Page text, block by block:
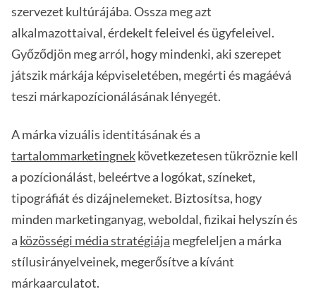
szervezet kultúrájába. Ossza meg azt
alkalmazottaival, érdekelt feleivel és ügyfeleivel.
Győződjön meg arról, hogy mindenki, aki szerepet
játszik márkája képviseletében, megérti és magáévá
teszi márkapozícionálásának lényegét.
A márka vizuális identitásának és a
tartalommarketingnekkövetkezetesen tükröznie kell
a pozícionálást, beleértve a logókat, színeket,
tipográfiát és dizájnelemeket. Biztosítsa, hogy
minden marketinganyag, weboldal, fizikai helyszín és
a közösségi média stratégiája megfeleljen a márka
stílusirányelveinek, megerősítve a kívánt
márkaarculatot.